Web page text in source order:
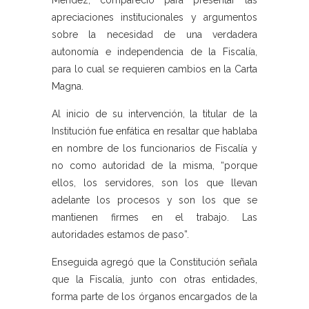
apreciaciones institucionales y argumentos
sobre la necesidad de una verdadera
autonomía e independencia de la Fiscalía,
para lo cual se requieren cambios en la Carta
Magna.
Al inicio de su intervención, la titular de la
Institución fue enfática en resaltar que hablaba
en nombre de los funcionarios de Fiscalía y
no como autoridad de la misma, “porque
ellos, los servidores, son los que llevan
adelante los procesos y son los que se
mantienen firmes en el trabajo. Las
autoridades estamos de paso”.
Enseguida agregó que la Constitución señala
que la Fiscalía, junto con otras entidades,
forma parte de los órganos encargados de la